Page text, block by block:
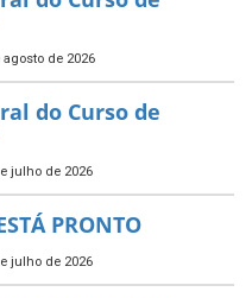
de 2026
do Curso de
julho de 2026
PRONTO
julho de 2026